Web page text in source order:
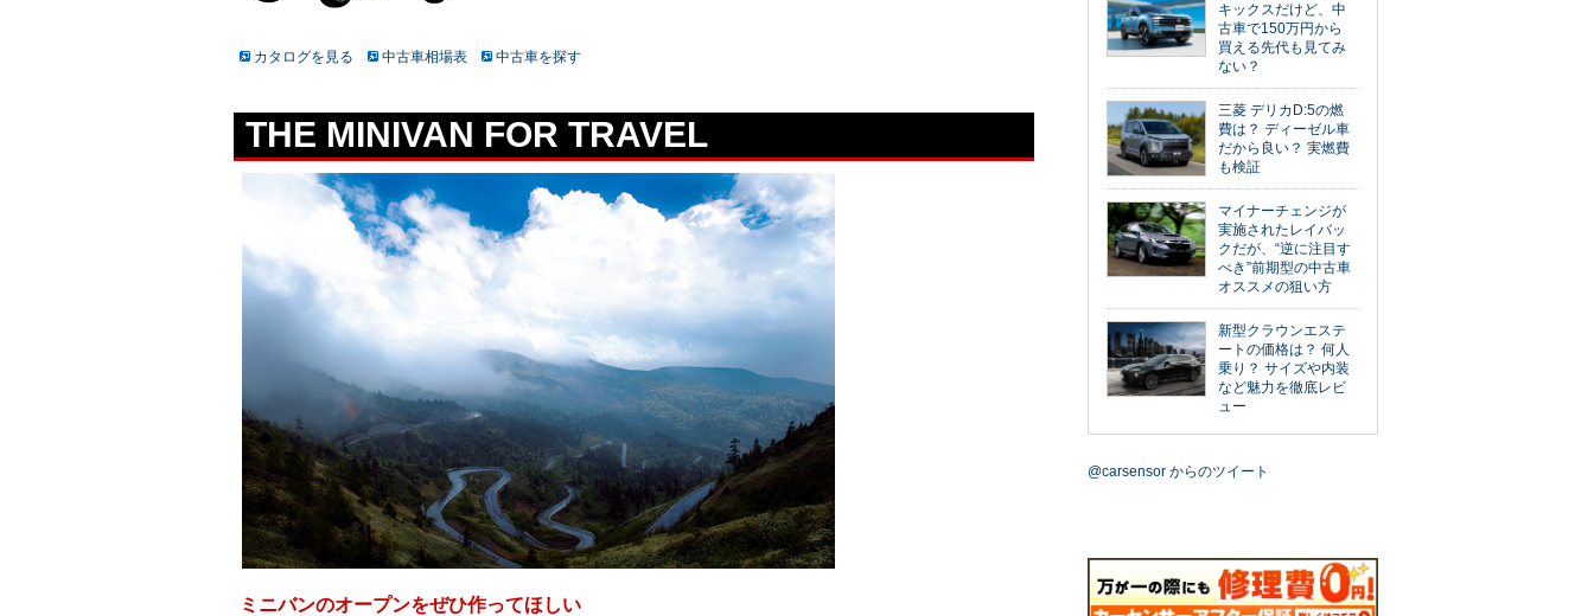
カタログを見る 中古車相場表 中古車を探す
THE MINIVAN FOR TRAVEL
ミニバンのオープンをぜひ作ってほしい
キックスだけど、中
古車で150万円から
買える先代も見てみ
ない？
三菱 デリカD:5の燃
費は？ ディーゼル車
だから良い？ 実燃費
も検証
マイナーチェンジが
実施されたレイバッ
クだが、“逆に注目す
べき”前期型の中古車
オススメの狙い方
新型クラウンエステ
ートの価格は？ 何人
乗り？ サイズや内装
など魅力を徹底レビ
ュー
@carsensor からのツイート